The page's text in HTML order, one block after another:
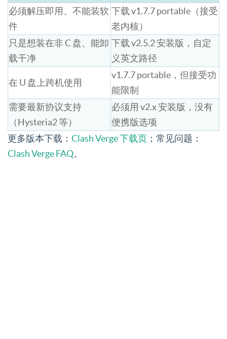
必须解压即用、不能装软
件
下载 v1.7.7 portable（接受
老内核）
只是想装在非 C 盘、能卸
载干净
下载 v2.5.2 安装版，自定
义英文路径
在 U 盘上跨机使用
v1.7.7 portable，但接受功
能限制
需要最新协议支持
（Hysteria2 等）
必须用 v2.x 安装版，没有
便携版选项
更多版本下载： Clash Verge 下载页 ；常见问题：
Clash Verge FAQ。